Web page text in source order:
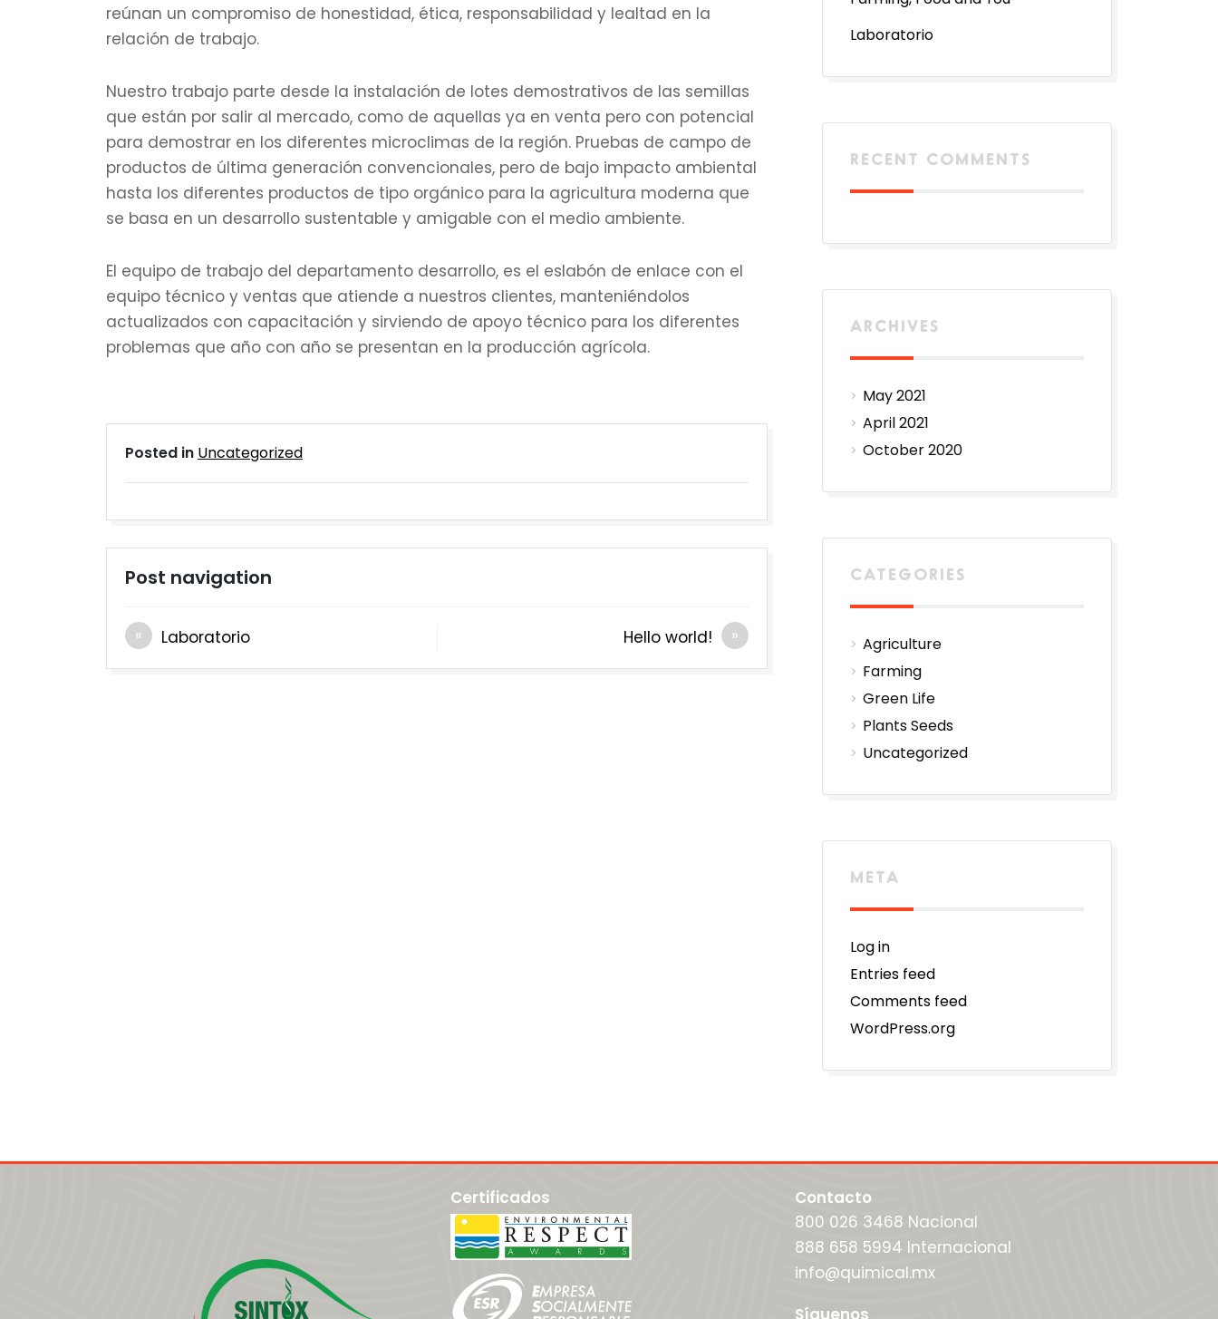
reúnan un compromiso de honestidad, ética, responsabilidad y lealtad en la
relación de trabajo.
Nuestro trabajo parte desde la instalación de lotes demostrativos de las semillas
que están por salir al mercado, como de aquellas ya en venta pero con potencial
para demostrar en los diferentes microclimas de la región. Pruebas de campo de
productos de última generación convencionales, pero de bajo impacto ambiental
hasta los diferentes productos de tipo orgánico para la agricultura moderna que
se basa en un desarrollo sustentable y amigable con el medio ambiente.
El equipo de trabajo del departamento desarrollo, es el eslabón de enlace con el
equipo técnico y ventas que atiende a nuestros clientes, manteniéndolos
actualizados con capacitación y sirviendo de apoyo técnico para los diferentes
problemas que año con año se presentan en la producción agrícola.
Posted in Uncategorized
Post navigation
Laboratorio Hello world!
Laboratorio
RECENT COMMENTS
ARCHIVES
May 2021
April 2021
October 2020
CATEGORIES
Agriculture
Farming
Green Life
Plants Seeds
Uncategorized
META
Log in
Entries feed
Comments feed
WordPress.org
Certificados
Contacto
800 026 3468 Nacional
888 658 5994 Internacional
info@quimical.mx
Síguenos